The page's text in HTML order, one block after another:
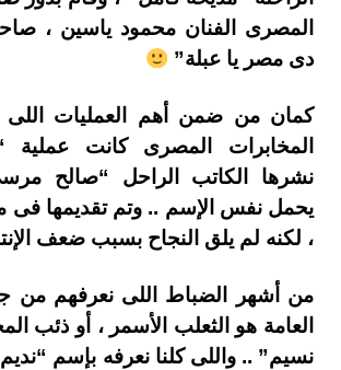
المصرى الفنان محمود ياسين ،
دى مصر يا عبلة”
كمان من ضمن أهم العمليات اللى
المخابرات المصرى كانت عملية
نشرها الكاتب الراحل “صالح
يحمل نفس الإسم .. وتم تقديمها
، لكنه لم يلق النجاح بسبب ضعف
من أشهر الضباط اللى نعرفهم من
العامة هو الثعلب الأسمر ، أو ذئب
نسيم” .. واللى كلنا نعرفه بإسم